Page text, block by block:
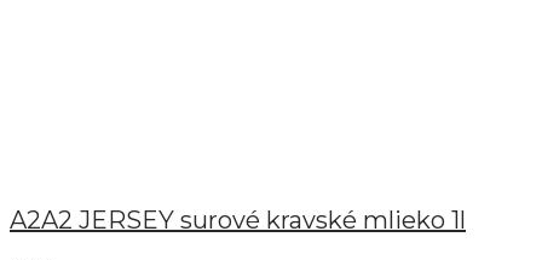
A2A2 JERSEY surové kravské mlieko 1l